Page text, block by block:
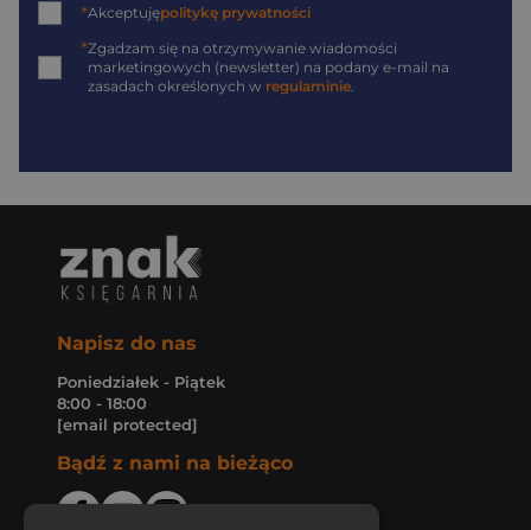
*Akceptujępolitykę prywatności
*Zgadzam się na otrzymywanie wiadomości
marketingowych (newsletter) na podany e-mail na
zasadach określonych w regulaminie.
Napisz do nas
Poniedziałek - Piątek
8:00 - 18:00
[email protected]
Bądź z nami na bieżąco